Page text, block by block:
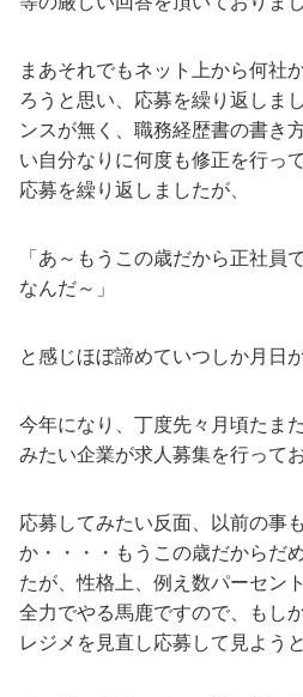
まあそれでもネット上から何社
ろうと思い、応募を繰り返しま
ンスが無く、職務経歴書の書き
い自分なりに何度も修正を行っ
応募を繰り返しましたが、
「あ～もうこの歳だから正社員
なんだ～」
と感じほぼ諦めていつしか月日
今年になり、丁度先々月頃たま
みたい企業が求人募集を行って
応募してみたい反面、以前の事
か・・・・もうこの歳だからだ
たが、性格上、例え数パーセン
全力でやる馬鹿ですので、もし
レジメを見直し応募して見よう